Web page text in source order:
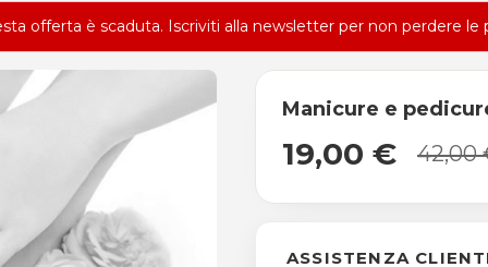
offerta è scaduta. Iscriviti alla newsletter per non perdere le
Manicure e
19,00 € 42,00
ASSISTENZA